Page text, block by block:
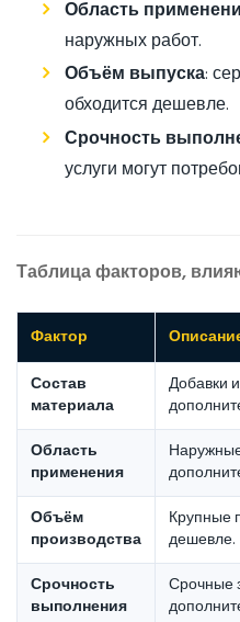
Область
наружных работ.
Объём выпуска:
обходится дешевле.
Срочность
услуги могут
Таблица факторов,
Фактор
Состав
материала
Добавки
Область
применения
Объём
производства
Крупные
дешевле.
Срочность
выполнения
Срочные